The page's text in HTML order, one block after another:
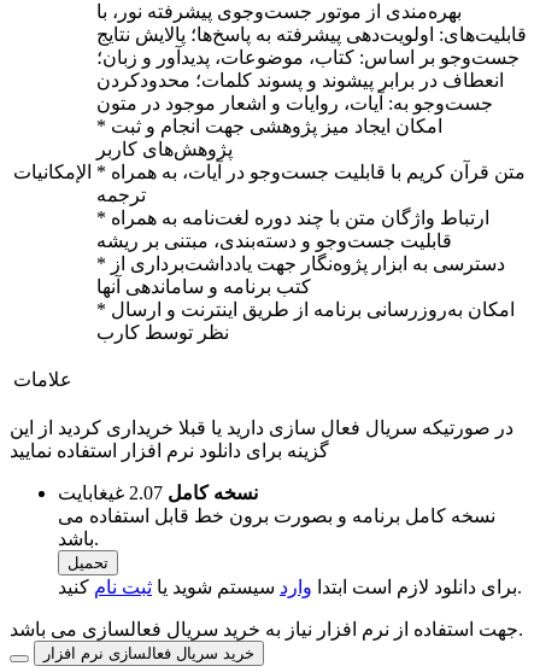
الإمكانيات
بهره‌مندی از موتور جست‌وجوی پیشرفته نور، با
قابلیت‌های: اولویت‌دهی پیشرفته به پاسخ‌ها؛ پالایش نتایج
جست‌وجو بر اساس: کتاب، موضوعات، پدیدآور و زبان؛
انعطاف در برابر پیشوند و پسوند کلمات؛ محدودکردن
جست‌وجو به: آیات، روایات و اشعار موجود در متون
* امکان ایجاد میز پژوهشی جهت انجام و ثبت
پژوهش‌های کاربر
* متن قرآن کریم با قابلیت جست‌وجو در آیات، به همراه
ترجمه
* ارتباط واژگان متن با چند دوره لغت‌نامه به همراه
قابلیت جست‌وجو و دسته‌بندی، مبتنی بر ریشه
* دسترسی به ابزار پژوه‌نگار جهت یادداشت‌برداری از
کتب برنامه و ساماندهی آنها
* امکان به‌روزرسانی برنامه از طریق اینترنت و ارسال
نظر توسط کارب
علامات
در صورتیکه سریال فعال سازی دارید یا قبلا خریداری کردید از این
گزینه برای دانلود نرم افزار استفاده نمایید
نسخه کامل 2.07 غيغابايت
نسخه کامل برنامه و بصورت برون خط قابل استفاده می
باشد.
تحميل
برای دانلود لازم است ابتدا وارد سیستم شوید یا ثبت نام کنید.
جهت استفاده از نرم افزار نیاز به خرید سریال فعالسازی می باشد.
خرید سریال فعالسازی نرم افزار